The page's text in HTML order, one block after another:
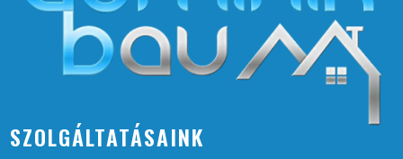
SZOLGÁLTATÁSAINK